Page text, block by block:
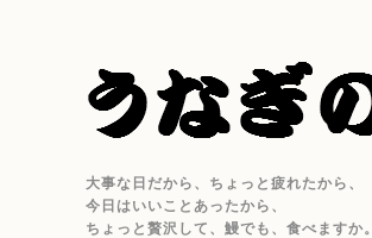
大事な日だから、ちょっと疲れたから、
今日はいいことあったから、
ちょっと贅沢して、鰻でも、食べますか。